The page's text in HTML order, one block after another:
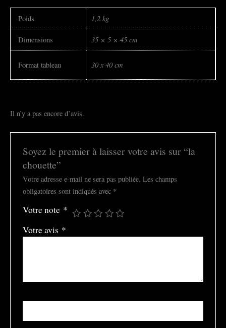
Poids 1,2 kg
Dimensions 35 × 5 × 45 cm
Format tableau 30 x 40 cm
Il n’y a pas encore d’avis.
Soyez le premier à laisser votre avis sur “la
chouette”
Votre adresse e-mail ne sera pas publiée. Les champs
obligatoires sont indiqués avec *
Votre note *
Votre avis *